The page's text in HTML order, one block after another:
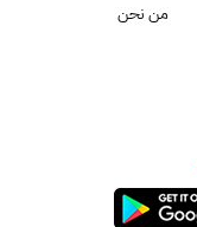
من نحن